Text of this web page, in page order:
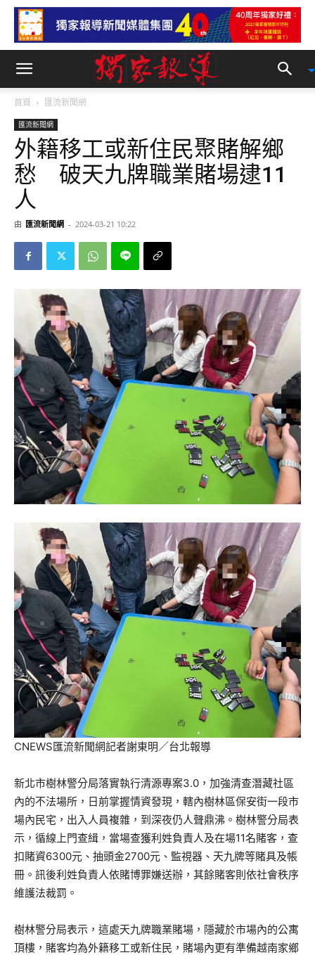
首頁 匯流新聞網
匯流新聞網
外籍移工或新住民聚賭解鄉
愁 破天九牌職業賭場逮11
人
由 匯流新聞網 - 2024-03-21 10:22
CNEWS匯流新聞網記者謝東明／台北報導
新北市樹林警分局落實執行清源專案3.0，加強清查潛藏社區
內的不法場所，日前掌握情資發現，轄內樹林區保安街一段市
場內民宅，出入人員複雜，到深夜仍人聲鼎沸。樹林警分局表
示，循線上門查緝，當場查獲利姓負責人及在場11名賭客，查
扣賭資6300元、抽頭金2700元、監視器、天九牌等賭具及帳
冊。訊後利姓負責人依賭博罪嫌送辦，其餘賭客則依社會秩序
維護法裁罰。
樹林警分局表示，這處天九牌職業賭場，隱藏於市場內的公寓
頂樓，賭客均為外籍移工或新住民，賭場內更有準備越南家鄉